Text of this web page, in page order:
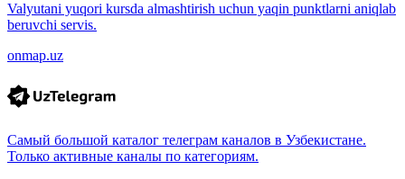
Valyutani yuqori kursda almashtirish uchun yaqin punktlarni aniqlab
beruvchi servis.
onmap.uz
Самый большой каталог телеграм каналов в Узбекистане.
Только активные каналы по категориям.